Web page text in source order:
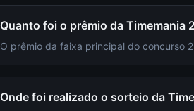
Quanto foi o prêmio da Timemania
O prêmio da faixa principal do concurso
Onde foi realizado o sorteio da